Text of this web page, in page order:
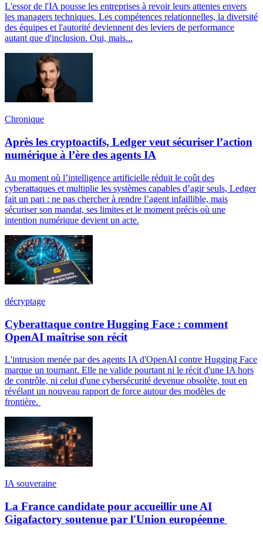
L'essor de l'IA pousse les entreprises à revoir leurs attentes envers
les managers techniques. Les compétences relationnelles, la diversité
des équipes et l'autorité deviennent des leviers de performance
autant que d'inclusion. Oui, mais...
Chronique
Après les cryptoactifs, Ledger veut sécuriser l’action
numérique à l’ère des agents IA
Au moment où l’intelligence artificielle réduit le coût des
cyberattaques et multiplie les systèmes capables d’agir seuls, Ledger
fait un pari : ne pas chercher à rendre l’agent infaillible, mais
sécuriser son mandat, ses limites et le moment précis où une
intention numérique devient un acte.
décryptage
Cyberattaque contre Hugging Face : comment
OpenAI maîtrise son récit
L'intrusion menée par des agents IA d'OpenAI contre Hugging Face
marque un tournant. Elle ne valide pourtant ni le récit d'une IA hors
de contrôle, ni celui d'une cybersécurité devenue obsolète, tout en
révélant un nouveau rapport de force autour des modèles de
frontière.
IA souveraine
La France candidate pour accueillir une AI
Gigafactory soutenue par l'Union européenne